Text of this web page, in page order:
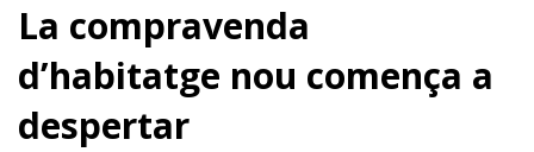
La compravenda
d’habitatge nou comença a
despertar